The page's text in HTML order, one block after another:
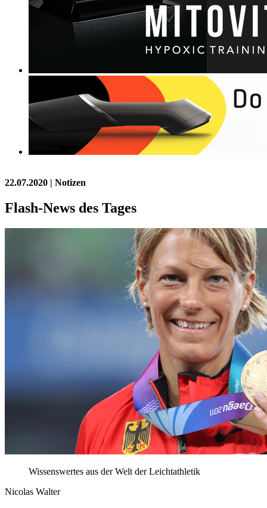
22.07.2020 | Notizen
Flash-News des Tages
Wissenswertes aus der Welt der Leichtathletik
Nicolas Walter